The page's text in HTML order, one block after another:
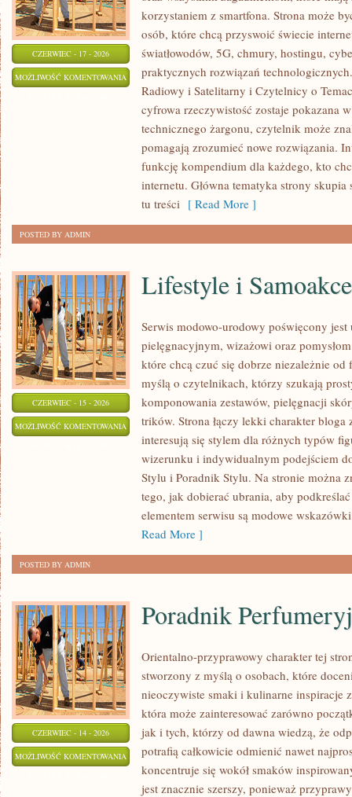
CZERWIEC - 17 - 2026
MOŻLIWOŚĆ KOMENTOWANIA BEZPIECZEŃSTWO
SIECI
korzystaniem z smartfona. Strona może
osób, które chcą przyswoić świecie
światłowodów, 5G, chmury, hostingu,
praktycznych rozwiązań
Radiowy i Satelitarny i Czytelnicy o
cyfrowa rzeczywistość zostaje pokazana
technicznego żargonu, czytelnik może
pomagają zrozumieć nowe rozwiązania.
funkcję kompendium dla każdego, kto
internetu. Główna tematyka strony skupia
tu treści [ Read More ]
POSTED BY ADMIN
CZERWIEC - 15 - 2026
MOŻLIWOŚĆ KOMENTOWANIA LIFESTYLE
SAMOAKCEPTACJA
Lifestyle i
Serwis modowo-urodowy poświęcony
pielęgnacyjnym, wizażowi oraz
które chcą czuć się dobrze niezależnie od
myślą o czytelnikach, którzy szukają
komponowania zestawów, pielęgnacji
trików. Strona łączy lekki charakter
interesują się stylem dla różnych typów
wizerunku i indywidualnym podejściem
Stylu i Poradnik Stylu. Na stronie można
tego, jak dobierać ubrania, aby
elementem serwisu są modowe
Read More ]
POSTED BY ADMIN
CZERWIEC - 14 - 2026
MOŻLIWOŚĆ KOMENTOWANIA PORADNIK
PERFUMERYJNY
Poradnik
Orientalno-przyprawowy charakter tej
stworzony z myślą o osobach, które
nieoczywiste smaki i kulinarne inspiracje
która może zainteresować zarówno
jak i tych, którzy od dawna wiedzą, że
potrafią całkowicie odmienić nawet
koncentruje się wokół smaków
jest znacznie szerszy, ponieważ